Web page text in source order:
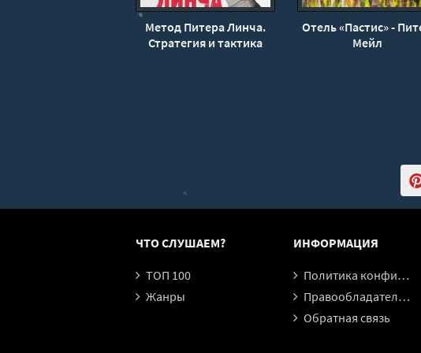
Метод Питера Линча.
Стратегия и тактика
Отель «Пастис» -
Мейл
ЧТО СЛУШАЕМ?
ТОП 100
Жанры
ИНФОРМАЦИЯ
Политика конфиденциальности
Правообладателям
Обратная связь